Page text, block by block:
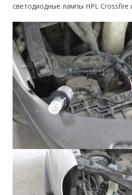
светодиодные лампы HPL Crossfire